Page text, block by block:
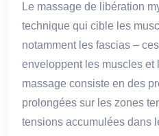
Le massage de libération
technique qui cible les
notamment les fascias –
enveloppent les muscles et
massage consiste en des
prolongées sur les zones
tensions accumulées dans